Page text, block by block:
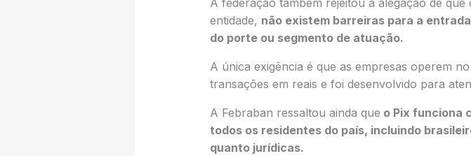
A federação também rejeitou a alegação de
entidade, não existem barreiras para a
do porte ou segmento de atuação.
A única exigência é que as empresas operem
transações em reais e foi desenvolvido para
A Febraban ressaltou ainda que o Pix funciona
todos os residentes do país, incluindo
quanto jurídicas.